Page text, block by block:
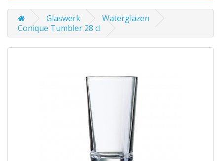
Glaswerk
Waterglazen
Conique Tumbler 28 cl